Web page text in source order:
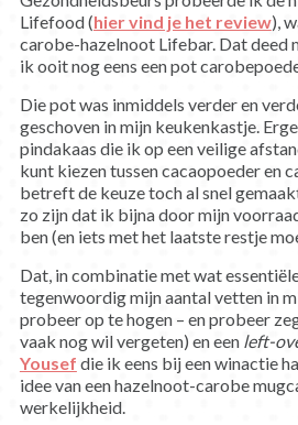
Lifefood (hier vind je het review),
carobe-hazelnoot Lifebar. Dat deed
ik ooit nog eens een pot
Die pot was inmiddels verder en
geschoven in mijn keukenkastje.
pindakaas die ik op een veilige
kunt kiezen tussen cacaopoeder en
betreft de keuze toch al snel
zo zijn dat ik bijna door mijn
ben (en iets met het laatste restje
Dat, in combinatie met wat
tegenwoordig mijn aantal vetten in
probeer op te hogen – en probeer
vaak nog wil vergeten) en een left-
Yousef die ik eens bij een winactie
idee van een hazelnoot-carobe
werkelijkheid.